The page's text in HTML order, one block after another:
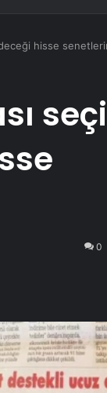
hisse
0